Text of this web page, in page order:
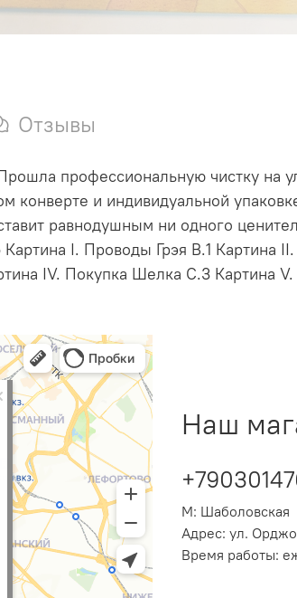
Отзывы
профессиональную чистку на
и индивидуальной
равнодушным ни одного
I. Проводы Грэя B.1 Картина
IV. Покупка Шелка C.3 Картина
Наш
М: Шаболовская
Адрес: ул.
Время работы: